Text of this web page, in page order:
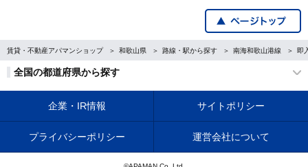
賃貸・不動産アパマンショップ 和歌山県 路線・駅から探す 南海和歌山港線 即
全国の都道府県から探す
企業・IR情報 サイトポリシー
プライバシーポリシー 運営会社について